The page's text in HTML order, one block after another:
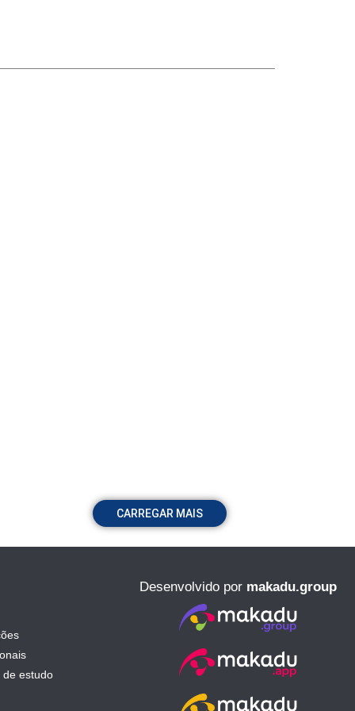
CARREGAR MAIS
de estudo
Desenvolvido por makadu.group